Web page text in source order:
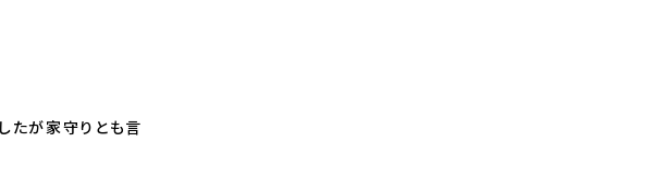
たが家守りとも言